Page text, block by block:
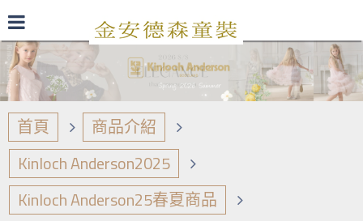
最新型錄 品牌日誌 商品介紹
首頁
商品介紹
Kinloch Anderson2025
Kinloch Anderson25春夏商品